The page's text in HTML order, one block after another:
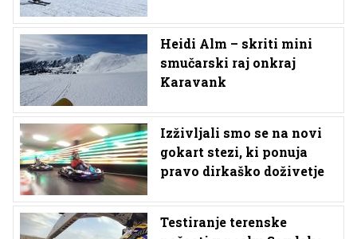
Heidi Alm – skriti mini
smučarski raj onkraj
Karavank
Izživljali smo se na novi
gokart stezi, ki ponuja
pravo dirkaško doživetje
Testiranje terenske